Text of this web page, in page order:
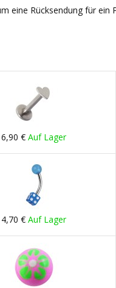
eine Rücksendung für
6,90 €Auf Lager
4,70 €Auf Lager